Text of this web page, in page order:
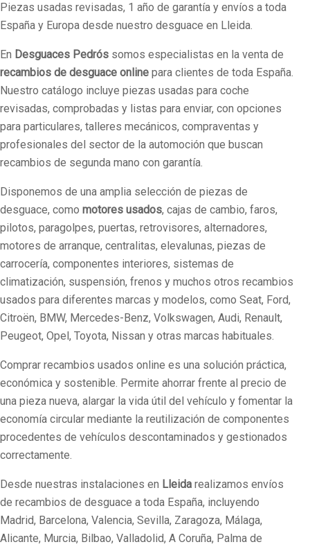
Piezas usadas revisadas, 1 año de garantía y envíos a toda
España y Europa desde nuestro desguace en Lleida.
En Desguaces Pedrós somos especialistas en la venta de
recambios de desguace online para clientes de toda España.
Nuestro catálogo incluye piezas usadas para coche
revisadas, comprobadas y listas para enviar, con opciones
para particulares, talleres mecánicos, compraventas y
profesionales del sector de la automoción que buscan
recambios de segunda mano con garantía.
Disponemos de una amplia selección de piezas de
desguace, como motores usados, cajas de cambio, faros,
pilotos, paragolpes, puertas, retrovisores, alternadores,
motores de arranque, centralitas, elevalunas, piezas de
carrocería, componentes interiores, sistemas de
climatización, suspensión, frenos y muchos otros recambios
usados para diferentes marcas y modelos, como Seat, Ford,
Citroën, BMW, Mercedes-Benz, Volkswagen, Audi, Renault,
Peugeot, Opel, Toyota, Nissan y otras marcas habituales.
Comprar recambios usados online es una solución práctica,
económica y sostenible. Permite ahorrar frente al precio de
una pieza nueva, alargar la vida útil del vehículo y fomentar la
economía circular mediante la reutilización de componentes
procedentes de vehículos descontaminados y gestionados
correctamente.
Desde nuestras instalaciones en Lleida realizamos envíos
de recambios de desguace a toda España, incluyendo
Madrid, Barcelona, Valencia, Sevilla, Zaragoza, Málaga,
Alicante, Murcia, Bilbao, Valladolid, A Coruña, Palma de